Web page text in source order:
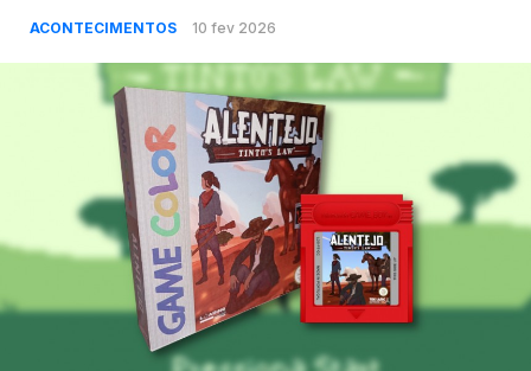
ACONTECIMENTOS 10 fev 2026